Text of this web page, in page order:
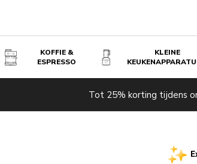
KOFFIE &
ESPRESSO
KLEINE
Tot 25% korting tijdens